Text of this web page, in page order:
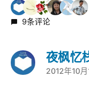
9条评论
夜枫忆
说：
2012年10